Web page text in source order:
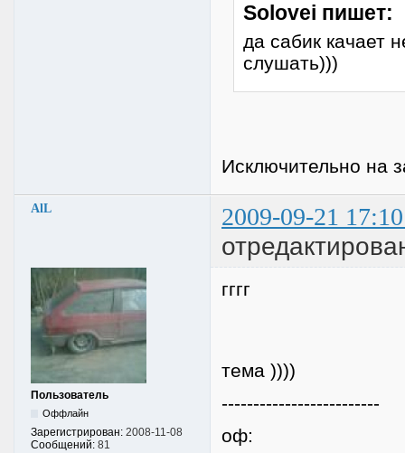
Solovei пишет:
да сабик качает
слушать)))
Исключительно на
AlL 2009-09-21
Пользователь
Оффлайн
Зарегистрирован: 2008-11-08
Сообщений: 81
гггг
тема ))))
-------------------------
оф: